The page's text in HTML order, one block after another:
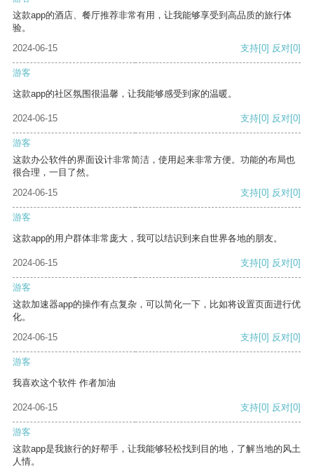
这款app的酒店、餐厅推荐非常有用，让我能够享受到高品质的旅行体
验。
2024-06-15
支持[0] 反对[0]
游客
这款app的社区氛围很温馨，让我能够感受到家的温暖。
2024-06-15 支持[0] 反对[0]
游客
这款办公软件的界面设计非常简洁，使用起来非常方便。功能的布局也
很合理，一目了然。
2024-06-15
支持[0] 反对[0]
游客
这款app的用户群体非常庞大，我可以结识到来自世界各地的朋友。
2024-06-15 支持[0] 反对[0]
游客
这款加速器app的操作有点复杂，可以简化一下，比如将设置页面进行优
化。
2024-06-15
支持[0] 反对[0]
游客
我喜欢这个软件 作者加油
2024-06-15 支持[0] 反对[0]
游客
这款app是我旅行的好帮手，让我能够轻松找到目的地，了解当地的风土
人情。